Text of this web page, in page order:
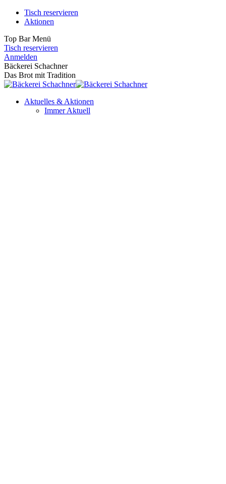
Zum
Inhalt
Tisch reservieren
Aktionen
Top Bar Menü
Tisch reservieren
Facebook
page
opens
in
window
Instagram
page
opens
in
window
Anmelden
Bäckerei Schachner
Das Brot mit Tradition
Aktuelles & Aktionen
Immer Aktuell